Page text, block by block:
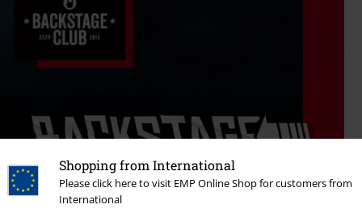
Shopping from International
Please click here to visit EMP Online Shop for customers from
International